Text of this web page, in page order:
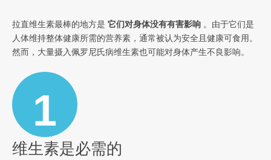
拉直维生素最棒的地方是 它们对身体没有有害影响 。由于它们是
人体维持整体健康所需的营养素，通常被认为安全且健康可食用。
然而，大量摄入佩罗尼氏病维生素也可能对身体产生不良影响。
1
维生素是必需的